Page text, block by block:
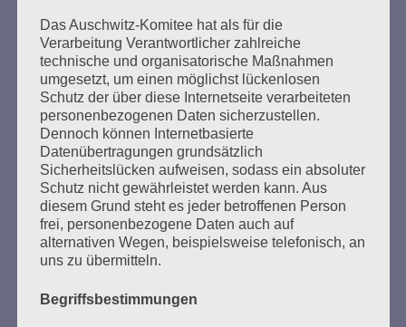
Am 8. Mai wäre dann Gelegenheit, über die großen
Hoffnungen der Menschheit nachzudenken: über
Freiheit, Gleichheit, Brüderlichkeit – und
Schwesterlichkeit.
Esther Bejarano - 26. Januar 2020
Das Auschwitz-Komitee hat als für die
Verarbeitung Verantwortlicher zahlreiche
technische und organisatorische Maßnahmen
umgesetzt, um einen möglichst lückenlosen
Schutz der über diese Internetseite verarbeiteten
personenbezogenen Daten sicherzustellen.
Dennoch können Internetbasierte
Datenübertragungen grundsätzlich
Sicherheitslücken aufweisen, sodass ein absoluter
Schutz nicht gewährleistet werden kann. Aus
diesem Grund steht es jeder betroffenen Person
frei, personenbezogene Daten auch auf
alternativen Wegen, beispielsweise telefonisch, an
uns zu übermitteln.
Begriffsbestimmungen